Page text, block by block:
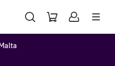
Malta